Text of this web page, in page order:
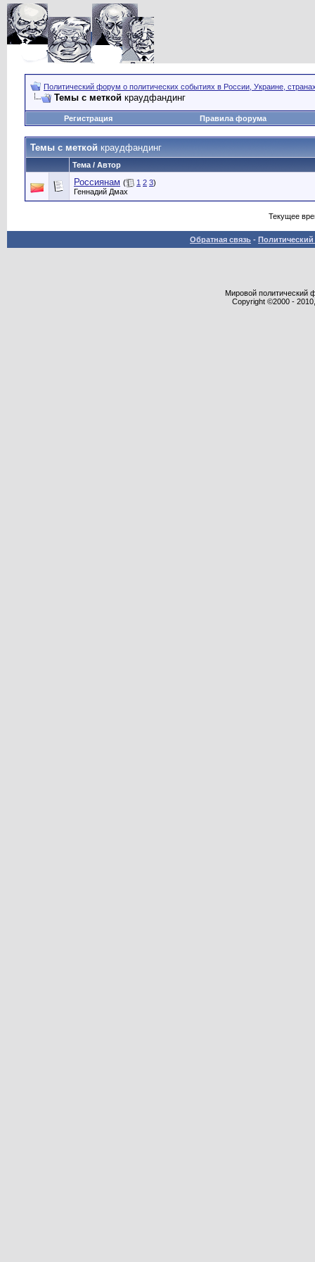
Политический форум о политических событиях в России, Украине,
Темы с меткой краудфандинг
Регистрация Правила форума
Темы с меткой краудфандинг
Тема / Автор
Россиянам ( 1 2 3)
Геннадий Дмах
Текущее
Обратная связь -
Мировой политический
Copyright ©2000 -